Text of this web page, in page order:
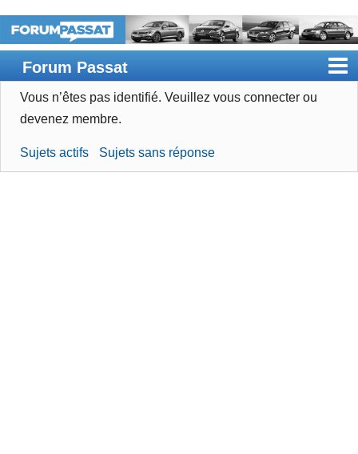
Forum Passat
Accueil
Devenir membre
Vous n’êtes pas identifié. Veuillez vous connecter ou
devenez membre.
Sujets actifs Sujets sans réponse